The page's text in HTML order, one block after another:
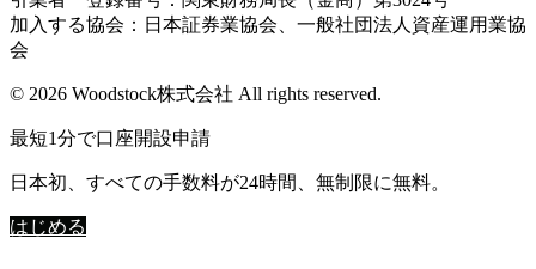
加入する協会：日本証券業協会、一般社団法人資産運用業協
会
© 2026 Woodstock株式会社 All rights reserved.
最短1分で口座開設申請
日本初、すべての手数料が24時間、無制限に無料。
はじめる